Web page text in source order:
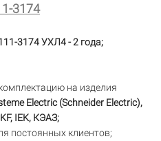
3174
3174 УХЛ4 - 2 года;
на изделия
Electric (Schneider Electric),
IEK, КЭАЗ;
постоянных клиентов;